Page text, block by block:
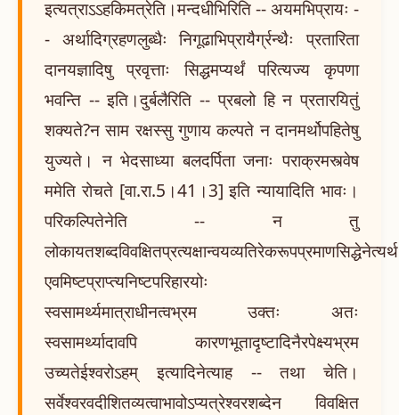
इत्यत्राऽऽहकिमत्रेति।मन्दधीभिरिति -- अयमभिप्रायः -
- अर्थादिग्रहणलुब्धैः निगूढाभिप्रायैर्ग्रन्थैः प्रतारिता
दानयज्ञादिषु प्रवृत्ताः सिद्धमप्यर्थं परित्यज्य कृपणा
भवन्ति -- इति।दुर्बलैरिति -- प्रबलो हि न प्रतारयितुं
शक्यते?न साम रक्षस्सु गुणाय कल्पते न दानमर्थोपहितेषु
युज्यते। न भेदसाध्या बलदर्पिता जनाः पराक्रमस्त्वेष
ममेति रोचते [वा.रा.5।41।3] इति न्यायादिति भावः।
परिकल्पितेनेति -- न तु
एवमिष्टप्राप्त्यनिष्टपरिहारयोः
स्वसामर्थ्यमात्राधीनत्वभ्रम उक्तः अतः
स्वसामर्थ्यादावपि कारणभूतादृष्टादिनैरपेक्ष्यभ्रम
उच्यतेईश्वरोऽहम् इत्यादिनेत्याह -- तथा चेति।
सर्वेश्वरवदीशितव्यत्वाभावोऽप्यत्रेश्वरशब्देन विवक्षित